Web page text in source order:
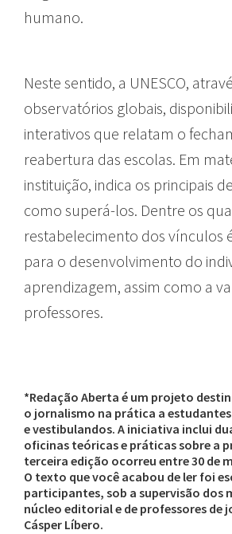
humano.
Neste sentido, a UNESCO,
observatórios globais,
interativos que relatam o
reabertura das escolas. Em
instituição, indica os principais
como superá-los. Dentre os
restabelecimento dos vínculos
para o desenvolvimento do
aprendizagem, assim como a
professores.
*Redação Aberta é um projeto
o jornalismo na prática a
e vestibulandos. A iniciativa inclui
oficinas teóricas e práticas sobre a
terceira edição ocorreu entre 30 de
O texto que você acabou de ler foi
participantes, sob a supervisão dos
núcleo editorial e de professores de
Cásper Líbero.